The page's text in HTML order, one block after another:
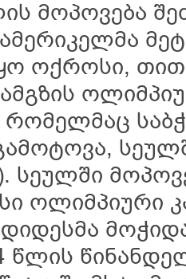
მოპოვება
ოქროსი,
რომელმაც
სეულში
ოლიმპიური
წლის